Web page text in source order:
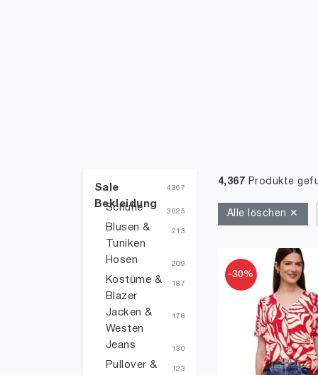
Sale
Bekleidung
4367
Schuhe 3025
Blusen &
Tuniken
213
Hosen 209
Kostüme &
Blazer
187
Jacken &
Westen
178
Jeans 130
Pullover &
123
4,367 Produkte
Alle löschen ✕
-30%